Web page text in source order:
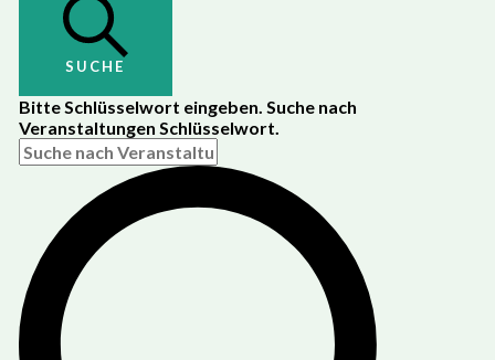
SUCHE
Bitte Schlüsselwort eingeben. Suche nach
Veranstaltungen Schlüsselwort.